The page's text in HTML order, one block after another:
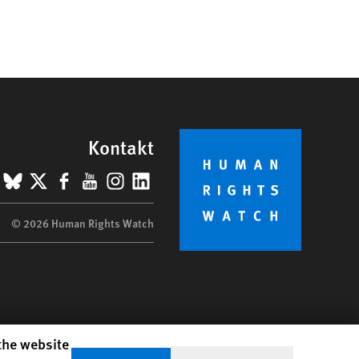
Kontakt
BlueSky
X Facebook
YouTube
Instagram
LinkedIn
© 2026 Human Rights Watch
website